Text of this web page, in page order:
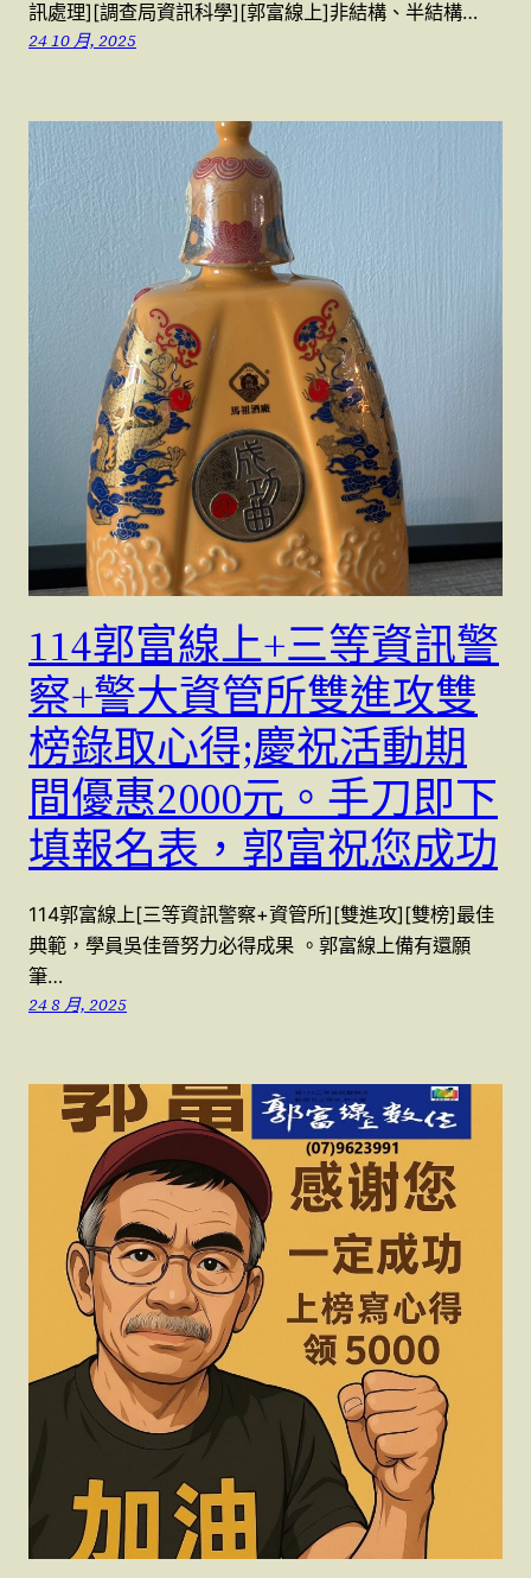
訊處理][調查局資訊科學][郭富線上]非結構、半結構…
24 10 月, 2025
114郭富線上+三等資訊警
察+警大資管所雙進攻雙
榜錄取心得;慶祝活動期
間優惠2000元。手刀即下
填報名表，郭富祝您成功
114郭富線上[三等資訊警察+資管所][雙進攻][雙榜]最佳
典範，學員吳佳晉努力必得成果 。郭富線上備有還願
筆…
24 8 月, 2025